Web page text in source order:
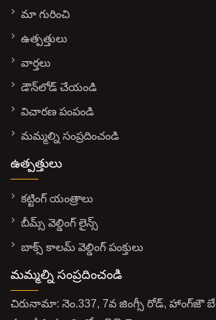
మా గురించి
ఉత్పత్తులు
వార్తలు
డౌన్‌లోడ్ చేయండి
విచారణ పంపండి
మమ్మల్ని సంప్రదించండి
ఉత్పత్తులు
కట్టింగ్ యంత్రాలు
బీమ్స్ వెల్డింగ్ లైన్స్
బాక్స్ కాలమ్ వెల్డింగ్ పంక్తులు
మమ్మల్ని సంప్రదించండి
చిరునామా: నెం.337, 7వ జింగ్సీ రోడ్, హాంగ్‌జౌ బే